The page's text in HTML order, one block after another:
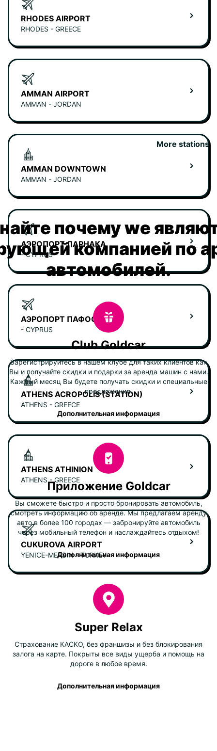
RHODES AIRPORT
RHODES - GREECE
AMMAN AIRPORT
AMMAN - JORDAN
AMMAN DOWNTOWN
AMMAN - JORDAN
АЭРОПОРТ ЛАРНАКА
- CYPRUS
АЭРОПОРТ ПАФОС
- CYPRUS
ATHENS ACROPOLIS (STATION)
ATHENS - GREECE
ATHENS ATHINION
ATHENS - GREECE
CUKUROVA AIRPORT
YENICE-MERSIN - TURKEY
More stations
почему we
компанией по
автомобилей.
Club Goldcar
Зарегистрируйтесь в нашем клубе для таких клиентов как
Вы и получайте скидки и подарки за аренда машин с нами.
Каждый месяц Вы будете получать скидки и специальные
предложения.
Дополнительная информация
Приложение Goldcar
Вы сможете быстро и просто бронировать автомобиль,
смотреть информацию об аренде. Мы предлагаем аренду
авто в более 100 городах — забронируйте автомобиль
через мобильный телефон и наслаждайтесь отдыхом!
Дополнительная информация
Super Relax
Страхование КАСКО, без франшизы и без блокирования
залога на карте. Покрыты все виды ущерба и помощь на
дороге в любое время.
Дополнительная информация